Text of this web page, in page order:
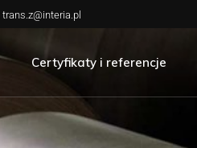
trans.z@interia.pl
Certyfikaty i referencje